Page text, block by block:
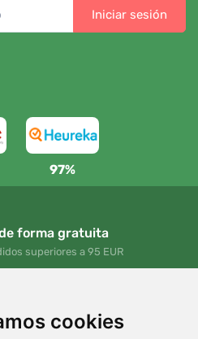
cookies
Iniciar sesión
97%
forma gratuita
superiores a 95 EUR
gratuitos
su pedido en cualquier momento